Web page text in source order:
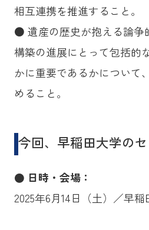
相互連携を推進すること。
● 遺産の歴史が抱える論争
構築の進展にとって包括的
かに重要であるかについて
めること。
今回、早稲田大学の
● 日時・会場：
2025年6月14日（土）／早稲